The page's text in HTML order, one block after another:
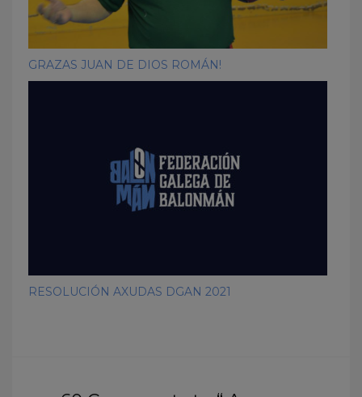
GRAZAS JUAN DE DIOS ROMÁN!
RESOLUCIÓN AXUDAS DGAN 2021